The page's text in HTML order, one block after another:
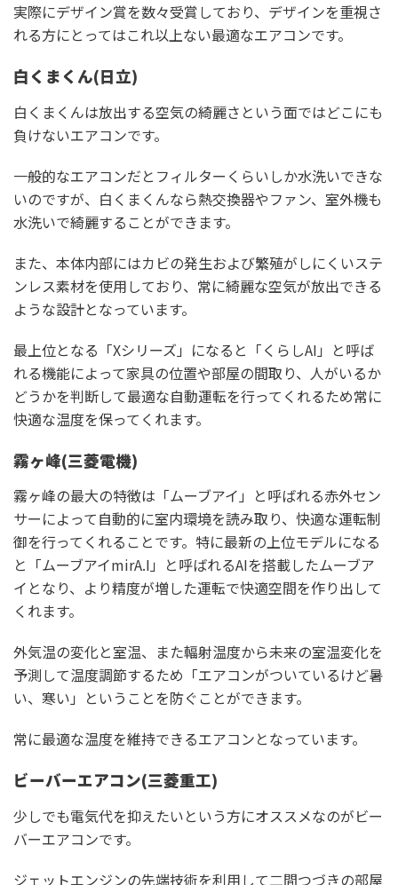
実際にデザイン賞を数々受賞しており、デザインを重視さ
れる方にとってはこれ以上ない最適なエアコンです。
白くまくん(日立)
白くまくんは放出する空気の綺麗さという面ではどこにも
負けないエアコンです。
一般的なエアコンだとフィルターくらいしか水洗いできな
いのですが、白くまくんなら熱交換器やファン、室外機も
水洗いで綺麗することができます。
また、本体内部にはカビの発生および繁殖がしにくいステ
ンレス素材を使用しており、常に綺麗な空気が放出できる
ような設計となっています。
最上位となる「Xシリーズ」になると「くらしAI」と呼ば
れる機能によって家具の位置や部屋の間取り、人がいるか
どうかを判断して最適な自動運転を行ってくれるため常に
快適な温度を保ってくれます。
霧ヶ峰(三菱電機)
霧ヶ峰の最大の特徴は「ムーブアイ」と呼ばれる赤外セン
サーによって自動的に室内環境を読み取り、快適な運転制
御を行ってくれることです。特に最新の上位モデルになる
と「ムーブアイmirA.I」と呼ばれるAIを搭載したムーブア
イとなり、より精度が増した運転で快適空間を作り出して
くれます。
外気温の変化と室温、また輻射温度から未来の室温変化を
予測して温度調節するため「エアコンがついているけど暑
い、寒い」ということを防ぐことができます。
常に最適な温度を維持できるエアコンとなっています。
ビーバーエアコン(三菱重工)
少しでも電気代を抑えたいという方にオススメなのがビー
バーエアコンです。
ジェットエンジンの先端技術を利用して二間つづきの部屋